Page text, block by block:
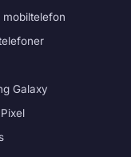
mobiltelefon
Galaxy